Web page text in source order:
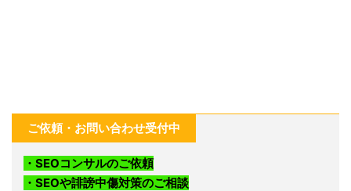
ご依頼・お問い合わせ受付中
・SEOコンサルのご依頼
・SEOや誹謗中傷対策のご相談